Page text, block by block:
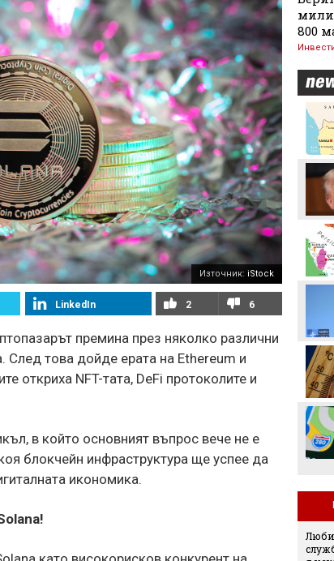
Източник: iStock
LinkedIn 2 6
премина през няколко различни
това дойде ерата на Ethereum и
откриха NFT-тата, DeFi протоколите и
в който основният въпрос вече не е
блокчейн инфраструктура ще успее да
икономика.
!
800
Стотици посрещнаха
Мохамед Салах в Турция
Неймар избухна с нов
скандал след мач в
Бразилия
Вицепрезидентът на
УЕФА: Имаме нужда от
кандидат срещу
Инфантино
Акрам Бурас може да
отсъства дълго от
терените
Христо Янев вече е
наясно със състава за
мача с Макаби
евромач на "Герена" в